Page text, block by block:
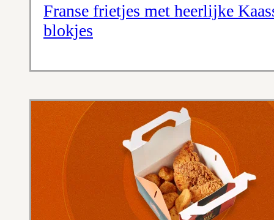
Franse frietjes met heerlijke
blokjes